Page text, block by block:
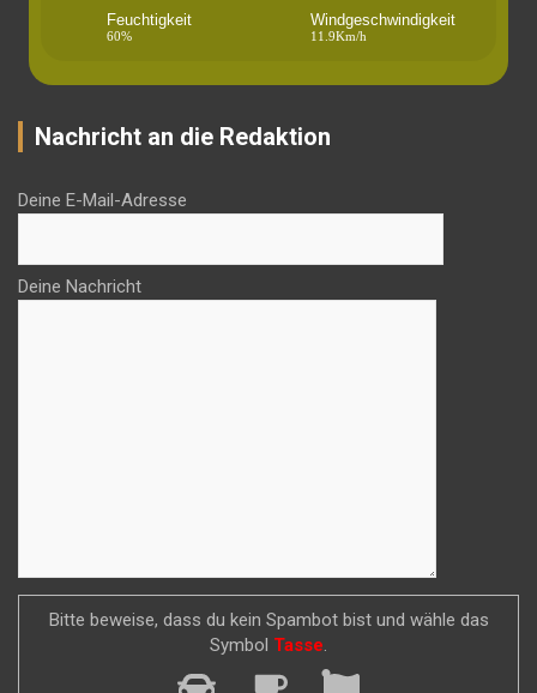
Feuchtigkeit
60%
Windgeschwindigkeit
11.9Km/h
Nachricht an die Redaktion
Deine E-Mail-Adresse
Deine Nachricht
Bitte beweise, dass du kein Spambot bist und wähle das
Symbol Tasse.